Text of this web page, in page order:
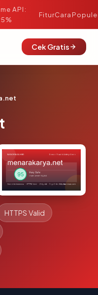
API:
FiturCara
Cek Gratis
HTTPS Valid